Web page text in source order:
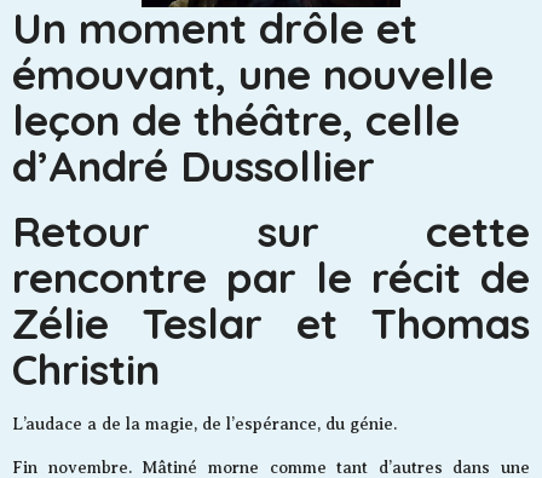
Un moment drôle et
émouvant, une nouvelle
leçon de théâtre, celle
d’André Dussollier
Retour sur cette
rencontre par le récit de
Zélie Teslar et Thomas
Christin
L’audace a de la magie, de l’espérance, du génie.
Fin novembre. Mâtiné morne comme tant d’autres dans une